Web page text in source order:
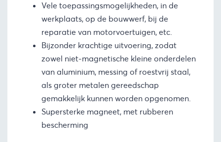
Vele toepassingsmogelijkheden, in de
werkplaats, op de bouwwerf, bij de
reparatie van motorvoertuigen, etc.
Bijzonder krachtige uitvoering, zodat
zowel niet-magnetische kleine onderdelen
van aluminium, messing of roestvrij staal,
als groter metalen gereedschap
gemakkelijk kunnen worden opgenomen.
Supersterke magneet, met rubberen
bescherming